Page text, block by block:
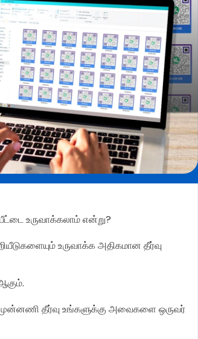
உருவாக்கலாம் என்று?
உருவாக்க அதிகமான தீர்வு
தீர்வு உங்களுக்கு அவைகளை ஒருவர்